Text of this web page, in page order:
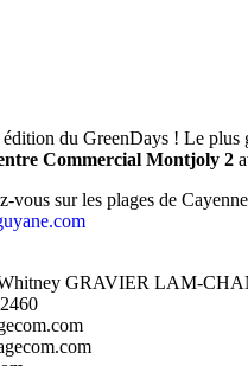
édition du GreenDays ! Le
Commercial Montjoly 2
vous sur les plages de
Whitney GRAVIER LAM-